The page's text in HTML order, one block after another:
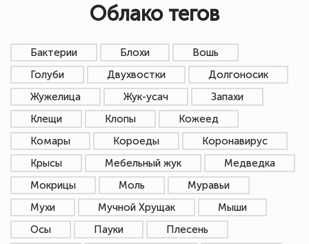
Облако тегов
Бактерии Блохи
Вошь
Голуби
Двухвостки
Долгоносик
Жужелица
Жук-усач
Запахи
Клещи
Клопы
Кожеед
Комары
Короеды
Коронавирус
Крысы
Мебельный жук
Медведка
Мокрицы
Моль
Муравьи
Мухи
Мучной Хрущак
Мыши
Осы
Пауки
Плесень